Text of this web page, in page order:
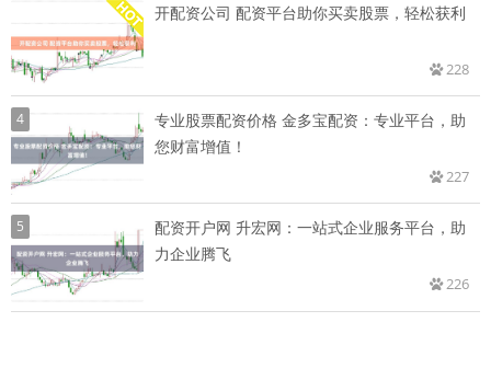
开配资公司 配资平台助你买卖股票，轻松获利
228
4
专业股票配资价格 金多宝配资：专业平台，助
您财富增值！
227
5
配资开户网 升宏网：一站式企业服务平台，助
力企业腾飞
226